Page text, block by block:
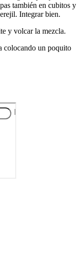
también en cubitos y
Integrar bien.
y volcar la mezcla.
colocando un poquito